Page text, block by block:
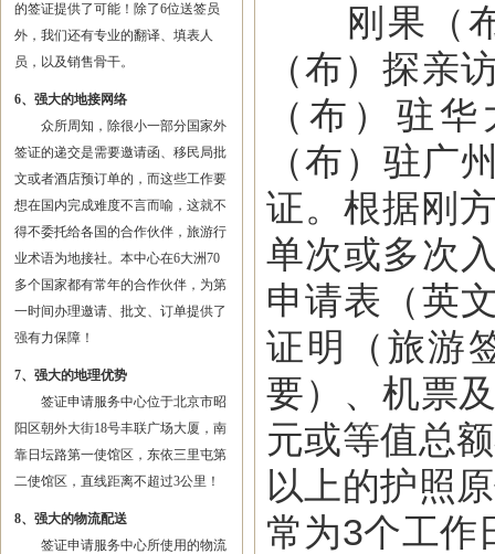
的签证提供了可能！除了6位送签员
外，我们还有专业的翻译、填表人
员，以及销售骨干。
6、强大的地接网络
众所周知，除很小一部分国家外
签证的递交是需要邀请函、移民局批
文或者酒店预订单的，而这些工作要
想在国内完成难度不言而喻，这就不
得不委托给各国的合作伙伴，旅游行
业术语为地接社。本中心在6大洲70
多个国家都有常年的合作伙伴，为第
一时间办理邀请、批文、订单提供了
强有力保障！
7、强大的地理优势
签证申请服务中心位于北京市昭
阳区朝外大街18号丰联广场大厦，南
靠日坛路第一使馆区，东依三里屯第
二使馆区，直线距离不超过3公里！
8、强大的物流配送
签证申请服务中心所使用的物流
刚果（布
（布）探亲
（布）驻
（布）驻广
证。根据刚
单次或多次
申请表（英
证明（旅游
要）、机票
元或等值总
以上的护照
常为3个工作